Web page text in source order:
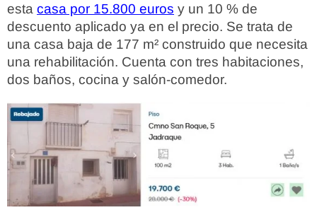
esta casa por 15.800 euros y un 10 % de
descuento aplicado ya en el precio. Se trata de
una casa baja de 177 m² construido que necesita
una rehabilitación. Cuenta con tres habitaciones,
dos baños, cocina y salón-comedor.